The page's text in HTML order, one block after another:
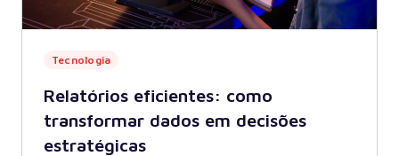
Tecnologia
Relatórios eficientes: como
transformar dados em decisões
estratégicas